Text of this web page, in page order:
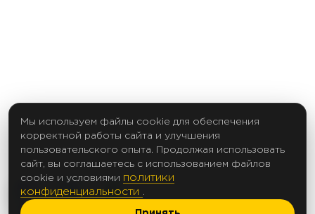
Мы используем файлы cookie для обеспечения
корректной работы сайта и улучшения
пользовательского опыта. Продолжая использовать
сайт, вы соглашаетесь с использованием файлов
cookie и условиями политики
конфиденциальности